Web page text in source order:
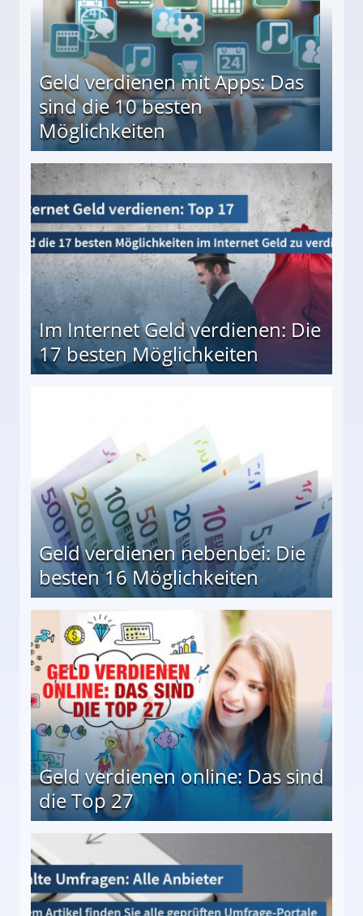
Geld verdienen mit Apps: Das
sind die 10 besten
Möglichkeiten
besten Möglichkeiten
Im Internet Geld verdienen: Die
17 besten Möglichkeiten
Geld verdienen nebenbei: Die
besten 16 Möglichkeiten
Geld verdienen online: Das sind
die Top 27